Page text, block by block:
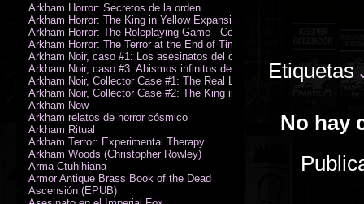
Etiquetas
No hay
Arkham Horror: Secretos de la orden
Arkham Horror: The King in Yellow Expansion
Arkham Horror: The Roleplaying Game - Core Rulebook (PDF)
Arkham Horror: The Terror at the End of Time
Arkham Noir, caso #1: Los asesinatos del culto de la bruja
Arkham Noir, caso #3: Abismos infinitos de oscuridad
Arkham Noir, Collector Case #1: The Real Leeds
Arkham Noir, Collector Case #2: The King in Yellow
Arkham Now
Arkham relatos de horror cósmico
Arkham Ritual
Arkham Terror: Experimental Therapy
Arkham Woods (Christopher Rowley)
Arma Ctuhlhiana
Armor Antique Brass Book of the Dead
Ascensión (EPUB)